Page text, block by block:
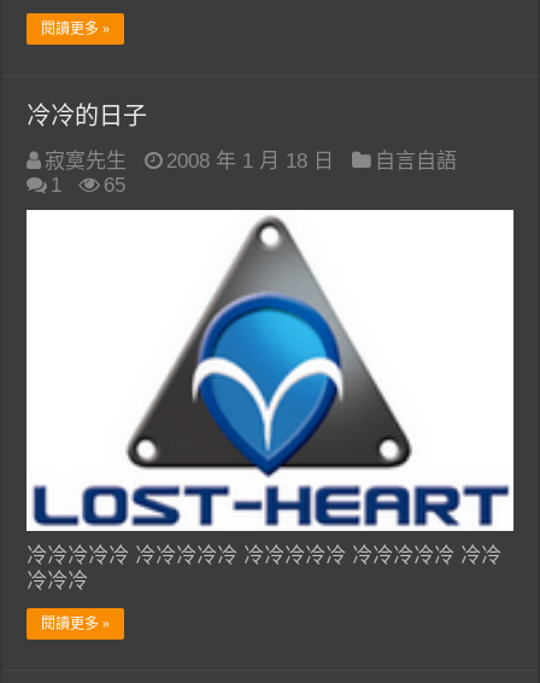
閱讀更多 »
冷冷的日子
寂寞先生 2008 年 1 月 18 日
自言自語
1
65
冷冷冷冷冷 冷冷冷冷冷 冷冷冷冷冷 冷冷冷冷冷 冷冷
冷冷冷
閱讀更多 »